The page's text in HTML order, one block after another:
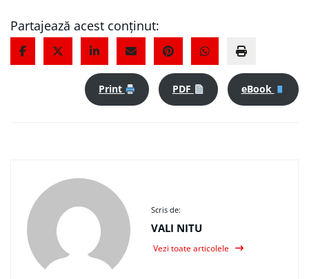
Partajează acest conținut:
Print PDF eBook
Scris de:
VALI NITU
Vezi toate articolele